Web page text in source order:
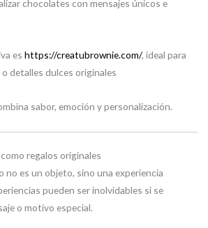
chocolates con mensajes únicos e
es https://creatubrownie.com/, ideal para
detalles dulces originales
sabor, emoción y personalización.
regalos originales
no es un objeto, sino una experiencia
pueden ser inolvidables si se
o motivo especial.